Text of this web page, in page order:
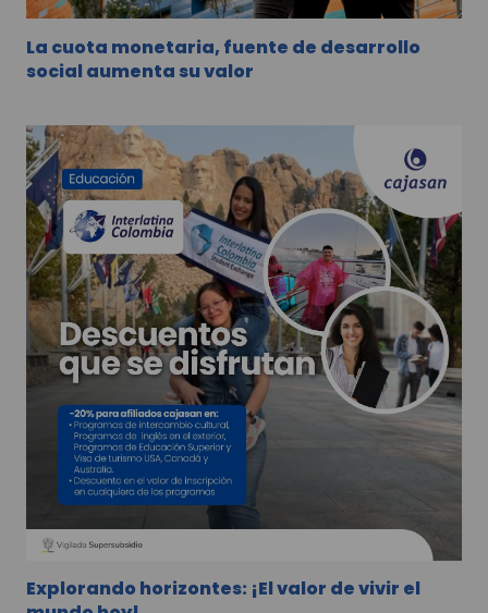
La cuota monetaria, fuente de desarrollo
social aumenta su valor
Explorando horizontes: ¡El valor de vivir el